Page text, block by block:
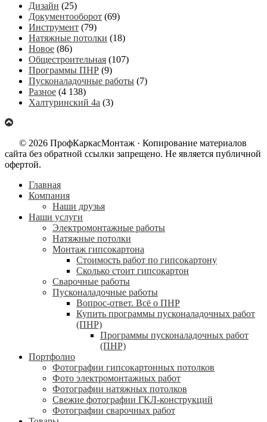
Дизайн (25)
Документооборот (69)
Инструмент (79)
Натяжные потолки (18)
Новое (86)
Общестроительная (107)
Программы ПНР (9)
Пусконаладочные работы (7)
Разное (4 138)
Халтуринский 4а (3)
© 2026 ПрофКаркасМонтаж · Копирование материалов
сайта без обратной ссылки запрещено. Не является публичной
офертой.
Главная
Компания
Наши друзья
Наши услуги
Электромонтажные работы
Натяжные потолки
Монтаж гипсокартона
Стоимость работ по гипсокартону
Сколько стоит гипсокартон
Сварочные работы
Пусконаладочные работы
Вопрос-ответ. Всё о ПНР
Купить программы пусконаладочных работ
(ПНР)
Программы пусконаладочных работ
(ПНР)
Портфолио
Фотографии гипсокартонных потолков
Фото электромонтажных работ
Фотографии натяжных потолков
Свежие фотографии ГКЛ-конструкций
Фотографии сварочных работ